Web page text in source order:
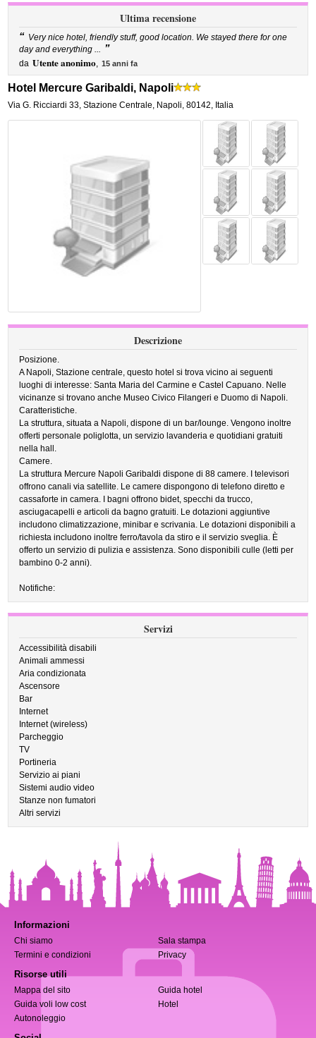
Ultima recensione
“ Very nice hotel, friendly stuff, good location. We stayed there for one
day and everything ... ”
da Utente anonimo, 15 anni fa
Hotel Mercure Garibaldi, Napoli
Via G. Ricciardi 33,Stazione Centrale, Napoli,80142, Italia
Descrizione
Posizione.
A Napoli, Stazione centrale, questo hotel si trova vicino ai seguenti
luoghi di interesse: Santa Maria del Carmine e Castel Capuano. Nelle
vicinanze si trovano anche Museo Civico Filangeri e Duomo di Napoli.
Caratteristiche.
La struttura, situata a Napoli, dispone di un bar/lounge. Vengono inoltre
offerti personale poliglotta, un servizio lavanderia e quotidiani gratuiti
nella hall.
Camere.
La struttura Mercure Napoli Garibaldi dispone di 88 camere. I televisori
offrono canali via satellite. Le camere dispongono di telefono diretto e
cassaforte in camera. I bagni offrono bidet, specchi da trucco,
asciugacapelli e articoli da bagno gratuiti. Le dotazioni aggiuntive
includono climatizzazione, minibar e scrivania. Le dotazioni disponibili a
richiesta includono inoltre ferro/tavola da stiro e il servizio sveglia. È
offerto un servizio di pulizia e assistenza. Sono disponibili culle (letti per
bambino 0-2 anni).
Notifiche:
Servizi
Accessibilità disabili
Animali ammessi
Aria condizionata
Ascensore
Bar
Internet
Internet (wireless)
Parcheggio
TV
Portineria
Servizio ai piani
Sistemi audio video
Stanze non fumatori
Altri servizi
Informazioni
Chi siamo
Sala stampa
Termini e condizioni
Privacy
Risorse utili
Mappa del sito
Guida hotel
Guida voli low cost
Hotel
Autonoleggio